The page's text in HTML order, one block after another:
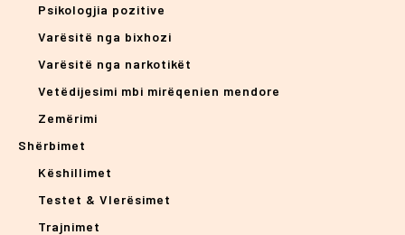
Psikologjia pozitive
Varësitë nga bixhozi
Varësitë nga narkotikët
Vetëdijesimi mbi mirëqenien mendore
Zemërimi
Shërbimet
Këshillimet
Testet & Vlerësimet
Trajnimet